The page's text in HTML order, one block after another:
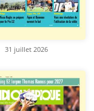
31 juillet 2026